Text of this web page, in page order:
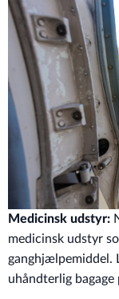
Medicinsk udstyr:
medicinsk udstyr
ganghjælpemiddel.
uhåndterlig bagage